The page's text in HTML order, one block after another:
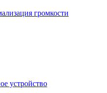
громкости
устройство